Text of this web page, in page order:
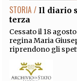
STORIA / Il diario
terza
Cessato il 18
regina Maria
riprendono gli